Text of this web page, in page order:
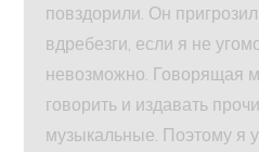
повздорили. Он
вдребезги, если я не
невозможно. Говорящая
говорить и издавать
музыкальные. Поэтому я